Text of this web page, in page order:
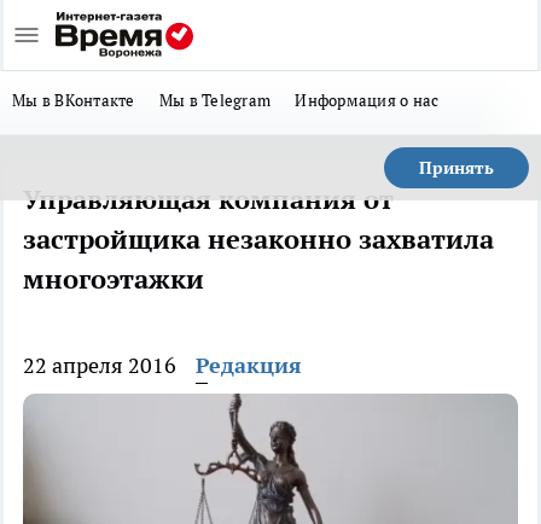
Мы в ВКонтакте Мы в Telegram Информация о нас
Принять
Управляющая компания от
застройщика незаконно захватила
многоэтажки
22 апреля 2016 Редакция